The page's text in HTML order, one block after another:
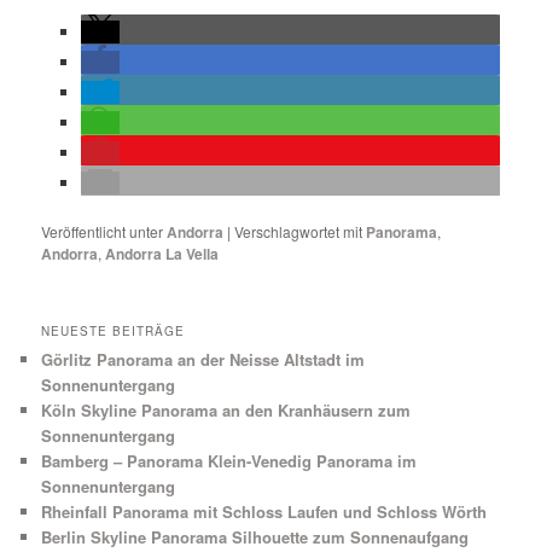
Veröffentlicht unterAndorra |Verschlagwortet mit Panorama,
Andorra, Andorra La Vella
NEUESTE BEITRÄGE
Görlitz Panorama an der Neisse Altstadt im
Sonnenuntergang
Köln Skyline Panorama an den Kranhäusern zum
Sonnenuntergang
Bamberg – Panorama Klein-Venedig Panorama im
Sonnenuntergang
Rheinfall Panorama mit Schloss Laufen und Schloss Wörth
Berlin Skyline Panorama Silhouette zum Sonnenaufgang